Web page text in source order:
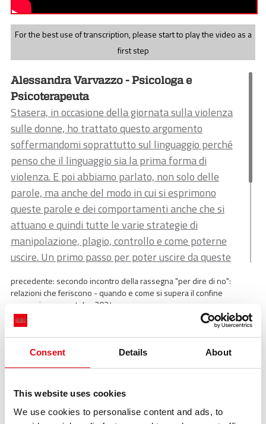
Consent Details About
This website uses cookies
We use cookies to personalise content and ads, to
For the best use of transcription, please start to play the video as a
first step
Alessandra Varvazzo - Psicologa e
Psicoterapeuta
Stasera, in occasione della giornata sulla violenza
sulle donne, ho trattato questo argomento
soffermandomi soprattutto sul linguaggio perché
penso che il linguaggio sia la prima forma di
violenza. E poi abbiamo parlato, non solo delle
parole, ma anche del modo in cui si esprimono
queste parole e dei comportamenti anche che si
attuano e quindi tutte le varie strategie di
manipolazione, plagio, controllo e come poterne
uscire. Un primo passo per poter uscire da queste
solo riguardo sulle donne, ma a livello individuale,
perché ognuno di noi ha un dialogo con se stesso,
fino poi arrivare alla coppia, alla famiglia, la
violenza che c'è online. Insomma, io quando penso
alla violenza, la penso veramente a 360° e quindi
parto dalle donne, ma mi riferisco a qualsiasi tipo di
precedente: secondo incontro della rassegna "per dire di no":
relazioni che feriscono - quando e come si supera il confine
successivo:
racmet day 2024
Eventi
Eventi